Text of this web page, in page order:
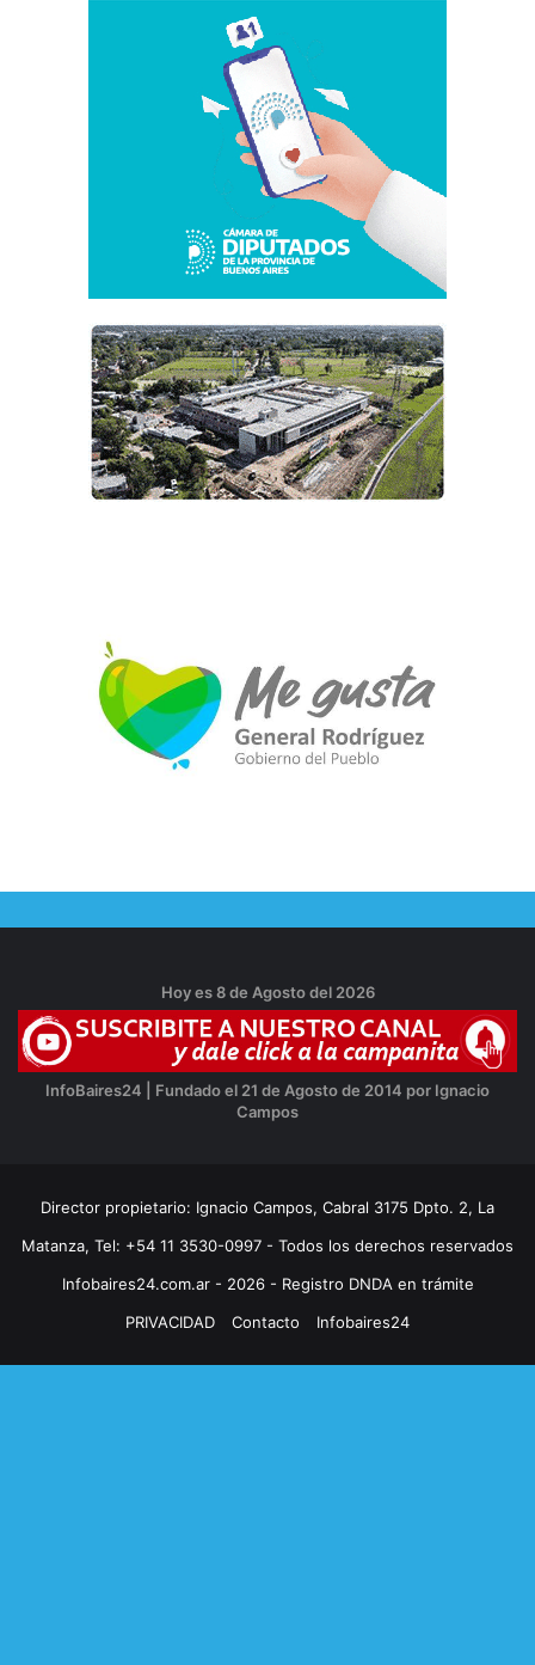
Hoy es 8 de Agosto del 2026
InfoBaires24 | Fundado el 21 de Agosto de 2014 por Ignacio
Campos
Director propietario: Ignacio Campos, Cabral 3175 Dpto. 2, La
Matanza, Tel: +54 11 3530-0997 - Todos los derechos reservados
Infobaires24.com.ar - 2026 - Registro DNDA en trámite
PRIVACIDAD
Contacto Infobaires24